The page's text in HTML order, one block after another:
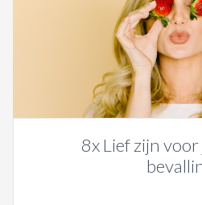
8x Lief zijn voor